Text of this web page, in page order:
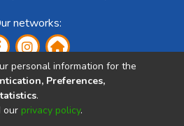
networks:
by:
personal information for the
Preferences,
.
our privacy policy.